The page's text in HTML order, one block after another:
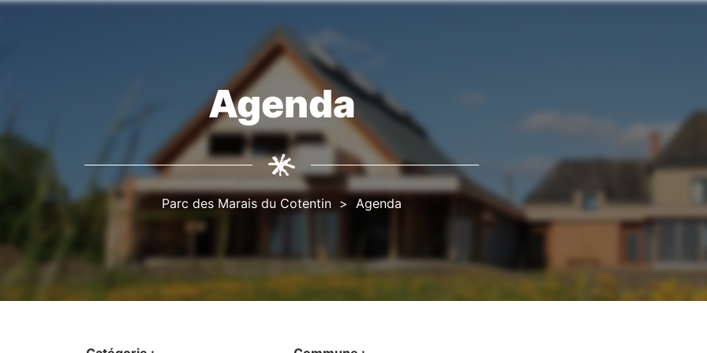
d'Ariane Agenda
Parc des Marais du Cotentin Agenda